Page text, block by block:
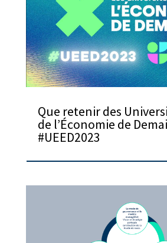
Que retenir des
de l’Économie de
#UEED2023